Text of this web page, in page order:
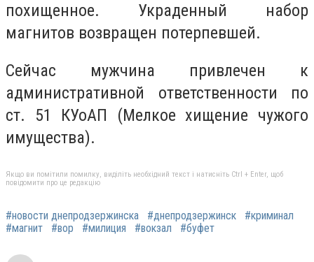
похищенное. Украденный набор
магнитов возвращен потерпевшей.
Сейчас мужчина привлечен к
административной ответственности по
ст. 51 КУоАП (Мелкое хищение чужого
имущества).
Якщо ви помітили помилку, виділіть необхідний текст і натисніть Ctrl + Enter, щоб
повідомити про це редакцію
#новости днепродзержинска #днепродзержинск
#криминал
#магнит
#вор #милиция #вокзал #буфет